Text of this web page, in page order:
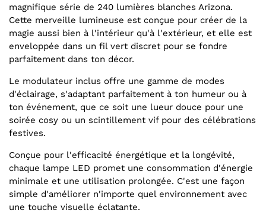
magnifique série de 240 lumières blanches Arizona.
Cette merveille lumineuse est conçue pour créer de la
magie aussi bien à l'intérieur qu'à l'extérieur, et elle est
enveloppée dans un fil vert discret pour se fondre
parfaitement dans ton décor.
Le modulateur inclus offre une gamme de modes
d'éclairage, s'adaptant parfaitement à ton humeur ou à
ton événement, que ce soit une lueur douce pour une
soirée cosy ou un scintillement vif pour des célébrations
festives.
Conçue pour l'efficacité énergétique et la longévité,
chaque lampe LED promet une consommation d'énergie
minimale et une utilisation prolongée. C'est une façon
simple d'améliorer n'importe quel environnement avec
une touche visuelle éclatante.